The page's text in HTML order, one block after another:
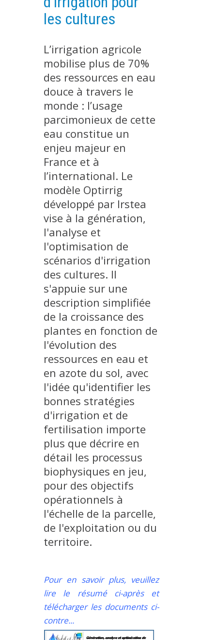
PLATEFORMES EXPÉRIMENTALES
PROJETS TERMINÉS
NOS RÉSEAUX SCIENTIFIQUES ET TECHNIQUES
SÉMINAIRES RÉGULIERS
FORMATION
MASTER
INGÉNIEUR
FORMATION CONTINUE
FORMATION DOCTORALE
THÈSES EN COURS
PRODUCTION
MÉTHODES ET OUTILS
LOGICIELS
PUBLICATIONS SUR HAL
NOTES THÉMATIQUES
NOS TRAVAUX EN VIDÉO
les cultures
L’irrigation agricole
mobilise plus de 70%
des ressources en eau
douce à travers le
monde : l’usage
parcimonieux de cette
eau constitue un
enjeu majeur en
France et à
l’international. Le
modèle Optirrig
développé par Irstea
vise à la génération,
l'analyse et
l'optimisation de
scénarios d'irrigation
des cultures. Il
s'appuie sur une
description simplifiée
de la croissance des
plantes en fonction de
l'évolution des
ressources en eau et
en azote du sol, avec
l'idée qu'identifier les
bonnes stratégies
d'irrigation et de
fertilisation importe
plus que décrire en
détail les processus
biophysiques en jeu,
pour des objectifs
opérationnels à
l'échelle de la parcelle,
de l'exploitation ou du
territoire.
Pour en savoir plus, veuillez
lire le résumé ci-après et
télécharger les documents ci-
contre...